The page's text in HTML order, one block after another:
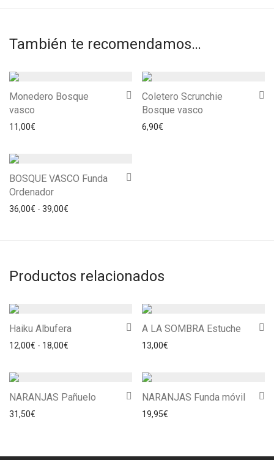
También te recomendamos…
Monedero Bosque
vasco
11,00€
Coletero Scrunchie
Bosque vasco
6,90€
BOSQUE VASCO Funda
Ordenador
36,00€ - 39,00€
Productos relacionados
Haiku Albufera
12,00€ - 18,00€ Rango de precios: desde 12,00€ hasta 18,00€
A LA SOMBRA Estuche
13,00€
NARANJAS Pañuelo
31,50€
NARANJAS Funda móvil
19,95€